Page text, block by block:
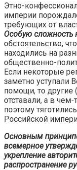
Этно-
империи
требующих от
Особую сложность
обстоятельство,
находились на
общественно-
Если некоторые
заметно уступали
помощи, то другие
отставали, а в
поэтому
Российской
Основным
всемерное
укрепление
распространение